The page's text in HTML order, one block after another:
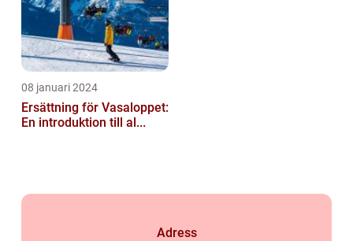
08 januari 2024
Ersättning för Vasaloppet:
En introduktion till al...
Adress